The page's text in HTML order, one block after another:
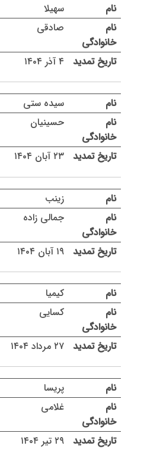
سهیلا
صادقی
۴ آذر ۱۴۰۴
سیده ستی
حسینیان
۲۳ آبان ۱۴۰۴
زینب
جمالی زاده
۱۹ آبان ۱۴۰۴
کیمیا
کسایی
۲۷ مرداد ۱۴۰۴
پریسا
غلامی
۲۹ تیر ۱۴۰۴